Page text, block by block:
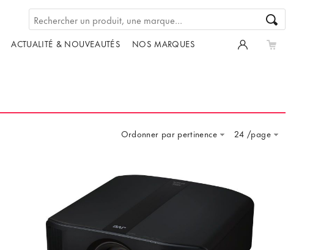
ACTUALITÉ & NOUVEAUTÉS NOS MARQUES
Ordonner par pertinence 24 /page